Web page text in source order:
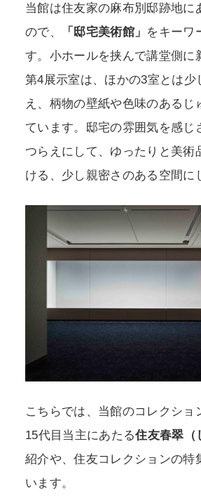
当館は住友家の麻布別邸跡地に
ので、
「邸宅美術館」 をキーワ
す。小ホールを挟んで講堂側に
第4展示室は、ほかの3室とは少
え、柄物の壁紙や色味のあるじ
ています。邸宅の雰囲気を感じ
つらえにして、ゆったりと美術
ける、少し親密さのある空間に
こちらでは、当館のコレクショ
15代目当主にあたる住友春翠（
紹介や、住友コレクションの特
います。